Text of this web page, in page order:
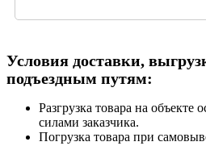
Условия доставки,
подъездным путям:
Разгрузка товара на объекте
силами заказчика.
Погрузка товара при